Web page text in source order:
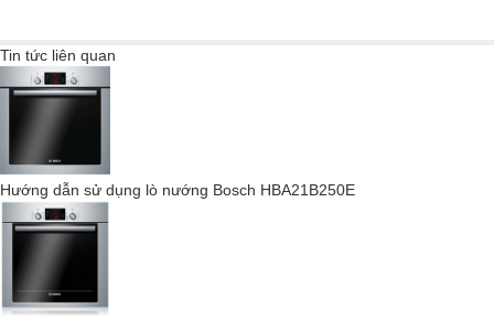
cách tối giản, thanh lịch và trường tồn cùng thời gian. Với thiết kế
Tin tức liên quan
Hướng dẫn sử dụng lò nướng Bosch HBA21B250E